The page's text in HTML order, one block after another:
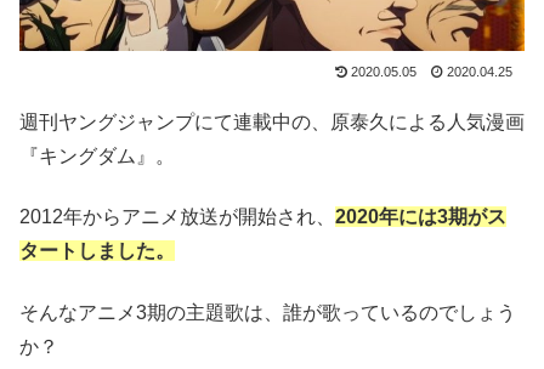
2020.05.05 2020.04.25
週刊ヤングジャンプにて連載中の、原泰久による人気漫画
『キングダム』。
2012年からアニメ放送が開始され、 2020年には3期がス
タートしました。
そんなアニメ3期の主題歌は、誰が歌っているのでしょう
か？